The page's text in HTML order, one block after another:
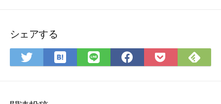
シェアする
Twitter
で
は
て
LINE
で
Facebook
で
Pocket
に
で